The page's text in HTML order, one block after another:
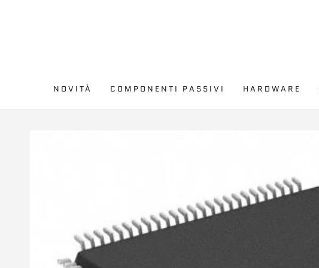
NOVITÀ COMPONENTI PASSIVI HARDWARE